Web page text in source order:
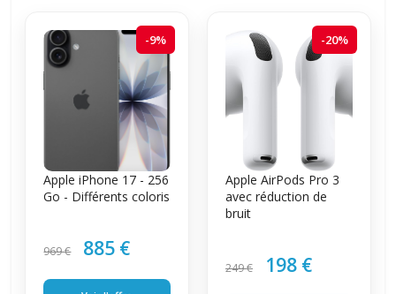
-9%
Apple iPhone 17 - 256
Go - Différents coloris
969 € 885 €
-20%
Apple AirPods Pro 3
avec réduction de
bruit
249 € 198 €